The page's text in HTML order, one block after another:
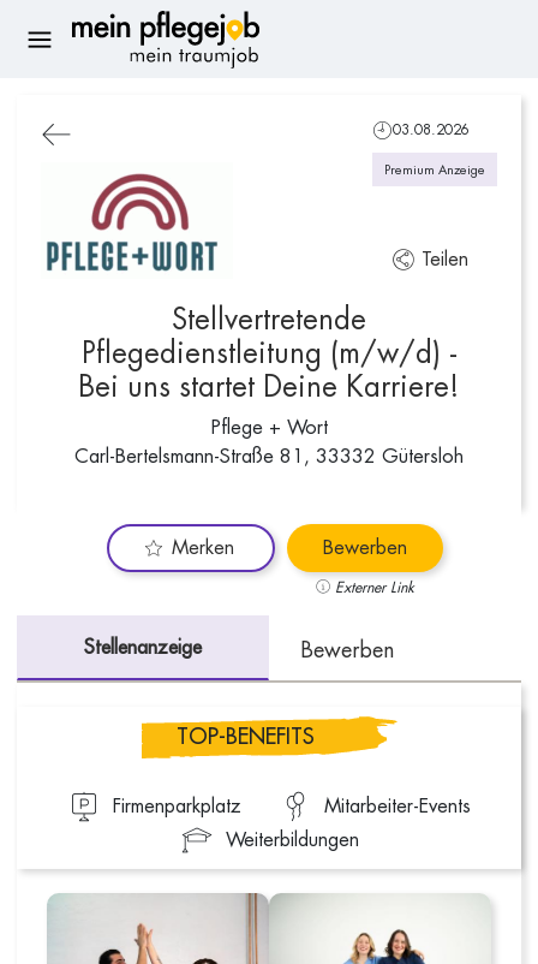
Stellvertretende
Pflegedienstleitung (m/w/d) -
Bei uns startet Deine Karriere!
Pflege + Wort
Carl-Bertelsmann-Straße 81, 33332 Gütersloh
03.08.2026
Premium Anzeige
Teilen
Merken Bewerben
Externer Link
Stellenanzeige Bewerben
TOP-BENEFITS
Firmenparkplatz
Mitarbeiter-Events
Weiterbildungen